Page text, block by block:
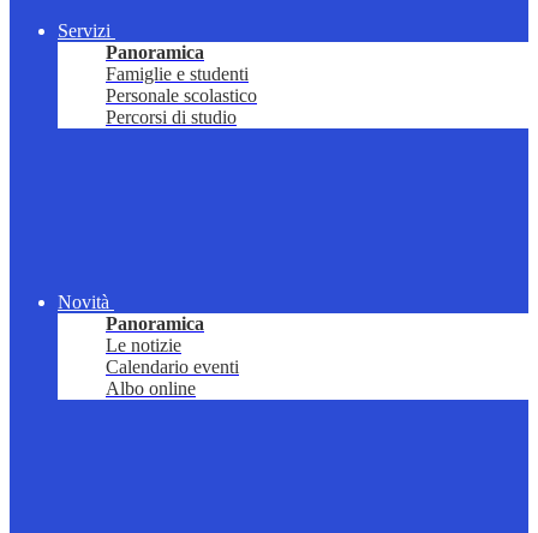
Servizi
Panoramica
Famiglie e studenti
Personale scolastico
Percorsi di studio
Novità
Panoramica
Le notizie
Calendario eventi
Albo online